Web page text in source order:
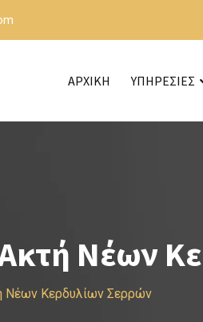
ΑΡΧΙΚΗ ΥΠΗΡΕΣΙΕΣ
Νέων
Νέων Κερδυλίων Σερρών